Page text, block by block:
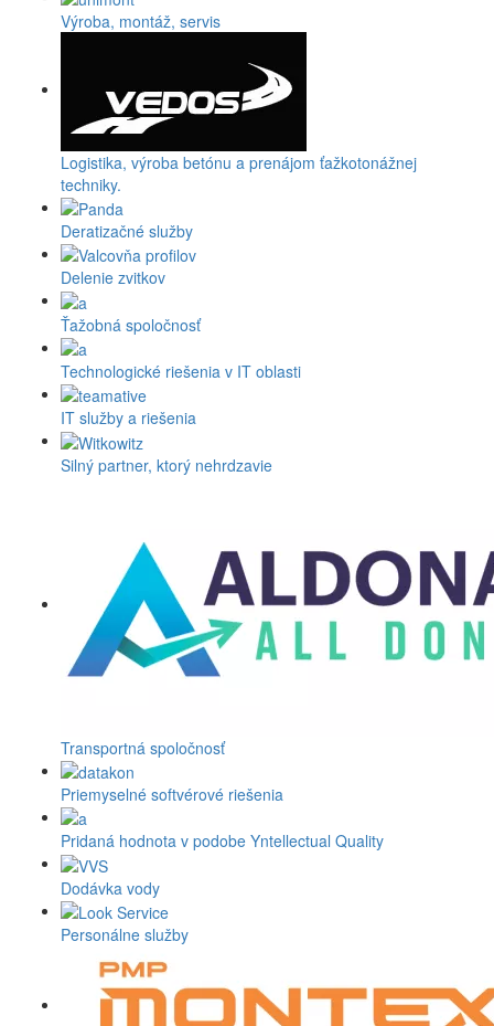
Výroba, montáž, servis
Logistika, výroba betónu a prenájom ťažkotonážnej
techniky.
Deratizačné služby
Delenie zvitkov
Ťažobná spoločnosť
Technologické riešenia v IT oblasti
IT služby a riešenia
Silný partner, ktorý nehrdzavie
Transportná spoločnosť
Priemyselné softvérové riešenia
Pridaná hodnota v podobe Yntellectual Quality
Dodávka vody
Personálne služby